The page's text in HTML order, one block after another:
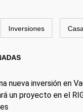
Inversiones
nueva inversión en
un proyecto en el